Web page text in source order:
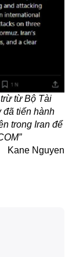
từ Bộ Tài
đã tiến hành
trong Iran để
Kane Nguyen